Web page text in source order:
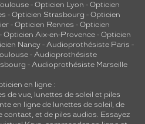
- Opticien Lyon - Opticien
- Opticien Strasbourg - Opticien
- Opticien Rennes - Opticien
- Opticien Aix-en-Provence - Opticien
Nancy - Audioprothésiste Paris -
- Audioprothésiste
- Audioprothésiste Marseille
en ligne :
de vue, lunettes de soleil et piles
en ligne de lunettes de soleil, de
contact, et de piles audios. Essayez